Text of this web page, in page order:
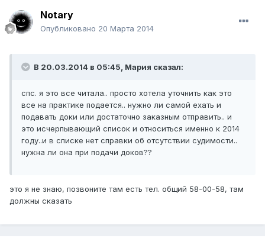
Notary
Опубликовано 20 Марта 2014
В 20.03.2014 в 05:45, Мария сказал:
спс. я это все читала.. просто хотела уточнить как это
все на практике подается.. нужно ли самой ехать и
подавать доки или достаточно заказным отправить.. и
это исчерпывающий список и относиться именно к 2014
году..и в списке нет справки об отсутствии судимости..
нужна ли она при подачи доков??
это я не знаю, позвоните там есть тел. общий 58-00-58, там
должны сказать